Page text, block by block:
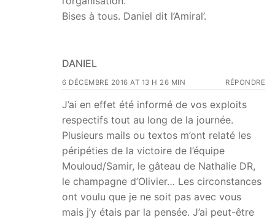
Bises à tous. Daniel dit l’Amiral’.
DANIEL
6 DÉCEMBRE 2016 AT 13 H 26 MIN RÉPONDRE
J’ai en effet été informé de vos exploits
respectifs tout au long de la journée.
Plusieurs mails ou textos m’ont relaté les
péripéties de la victoire de l’équipe
Mouloud/Samir, le gâteau de Nathalie DR,
le champagne d’Olivier… Les circonstances
ont voulu que je ne soit pas avec vous
mais j’y étais par la pensée. J’ai peut-être